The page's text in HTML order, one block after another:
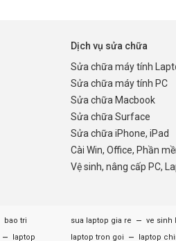
Dịch vụ sửa chữa
Sửa chữa máy tính
Sửa chữa máy tính PC
Sửa chữa Macbook
Sửa chữa Surface
Sửa chữa iPhone, iPad
Cài Win, Office, Phần
Vệ sinh, nâng cấp PC,
bao tri
– laptop
sua laptop gia re – ve sinh
laptop tron goi
– laptop